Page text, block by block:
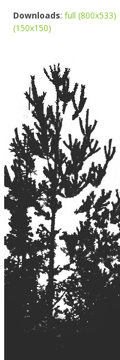
Downloads:full (800x533)
(150x150)